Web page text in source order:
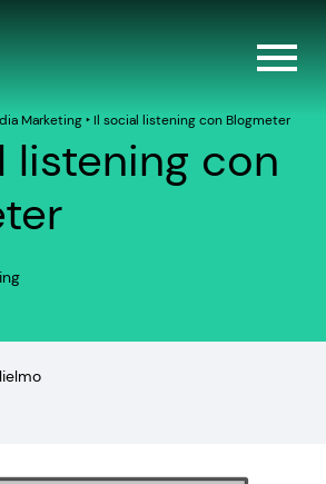
Marketing‣ Il social listening con Blogmeter
listening con